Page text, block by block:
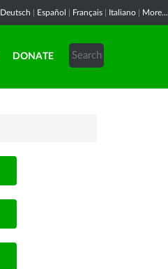
Deutsch Español Français Italiano More...
DONATE